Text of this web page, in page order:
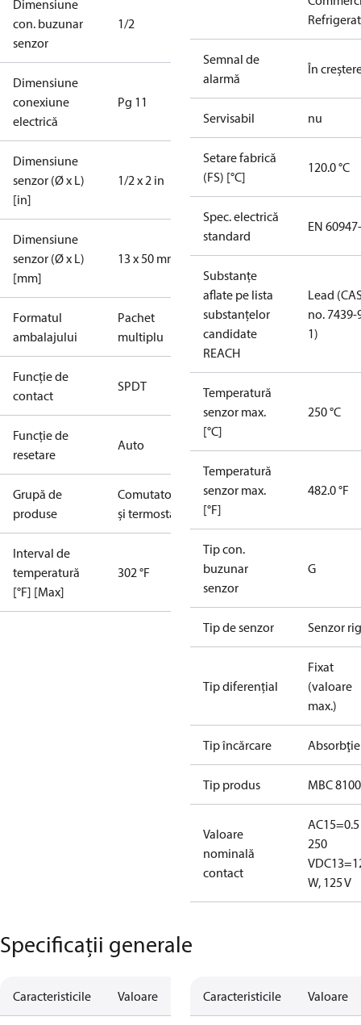
Dimensiune
con. buzunar
senzor
1/2
Dimensiune
conexiune
electrică
Pg 11
Dimensiune
senzor (Ø x L)
[in]
1/2 x 2 in
Dimensiune
senzor (Ø x L)
[mm]
13 x 50 mm
Formatul
ambalajului
Pachet
multiplu
Funcție de
contact
SPDT
Funcție de
resetare
Auto
Grupă de
produse
Comutatoare
și termostate
Interval de
temperatură
[°F] [Max]
302 °F
Semnal de
alarmă
În
Servisabil nu
Setare fabrică
(FS) [°C]
120.0 °C
Spec. electrică
standard
EN
Substanțe
aflate pe lista
substanțelor
candidate
REACH
Lead
no. 7439-
1)
Temperatură
senzor max.
[°C]
250 °C
Temperatură
senzor max.
[°F]
482.0 °F
Tip con.
buzunar
senzor
G
Tip de senzor Senzor
Tip diferențial
Fixat
(valoare
max.)
Tip încărcare Absorbţie
Tip produs MBC 8100
Valoare
nominală
contact
250
V
W, 125 V
Specificații generale
Caracteristicile Valoare Caracteristicile Valoare